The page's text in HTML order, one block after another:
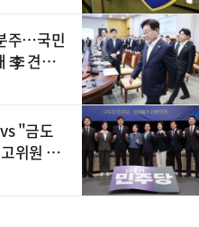
주…국민
李 견제
"금도
위원 후